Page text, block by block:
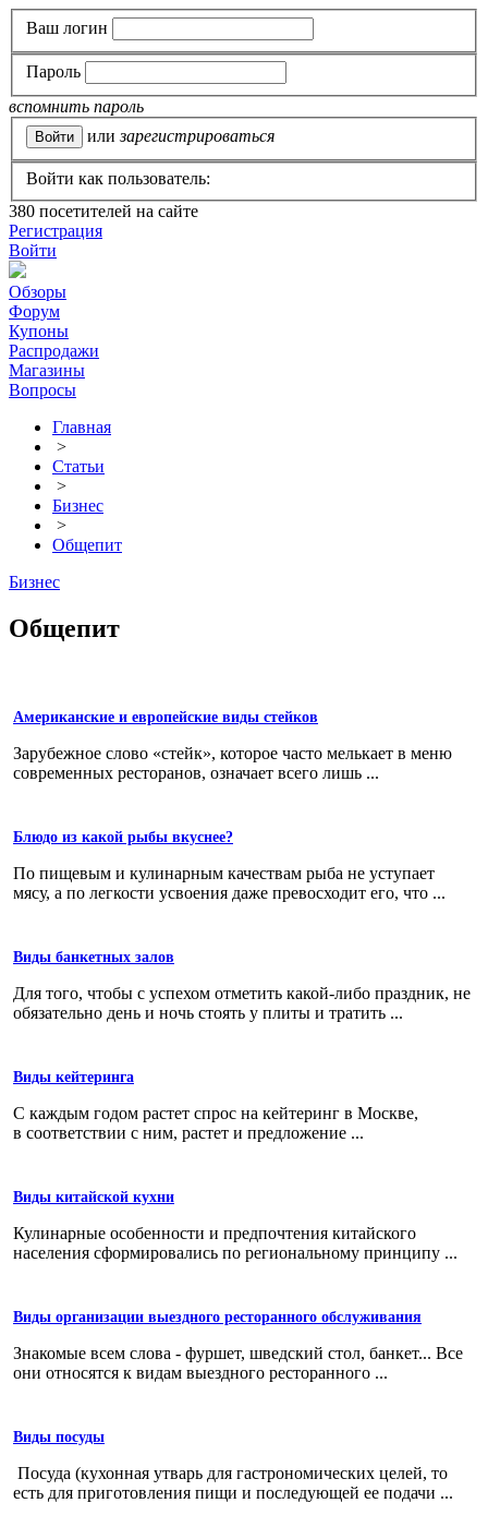
Ваш логин
Пароль
вспомнить пароль
или зарегистрироваться
Войти как пользователь:
380 посетителей на сайте
Регистрация
Войти
Обзоры
Форум
Купоны
Распродажи
Магазины
Вопросы
Главная
>
Статьи
>
Бизнес
>
Общепит
Бизнес
Общепит
Американские и европейские виды стейков
Зарубежное слово «стейк», которое часто мелькает в меню
современных ресторанов, означает всего лишь ...
Блюдо из какой рыбы вкуснее?
По пищевым и кулинарным качествам рыба не уступает
мясу, а по легкости усвоения даже превосходит его, что ...
Виды банкетных залов
Для того, чтобы с успехом отметить какой-либо праздник, не
обязательно день и ночь стоять у плиты и тратить ...
Виды кейтеринга
С каждым годом растет спрос на кейтеринг в Москве,
в соответствии с ним, растет и предложение ...
Виды китайской кухни
Кулинарные особенности и предпочтения китайского
населения сформировались по региональному принципу ...
Виды организации выездного ресторанного обслуживания
Знакомые всем слова - фуршет, шведский стол, банкет... Все
они относятся к видам выездного ресторанного ...
Виды посуды
Посуда (кухонная утварь для гастрономических целей, то
есть для приготовления пищи и последующей ее подачи ...